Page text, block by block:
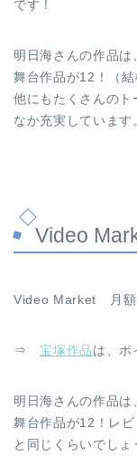
です！
明日海さんの作品は
舞台作品が12！（結
他にもたくさんの
なか充実しています
Video
Video Market 月
⇒宝塚作品 は、ポ
明日海さんの作品
舞台作品が12！レ
と同じくらいでしょ